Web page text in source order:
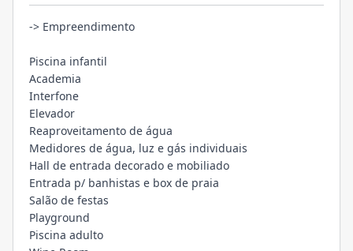
-> Empreendimento
Piscina infantil
Academia
Interfone
Elevador
Reaproveitamento de água
Medidores de água, luz e gás individuais
Hall de entrada decorado e mobiliado
Entrada p/ banhistas e box de praia
Salão de festas
Playground
Piscina adulto